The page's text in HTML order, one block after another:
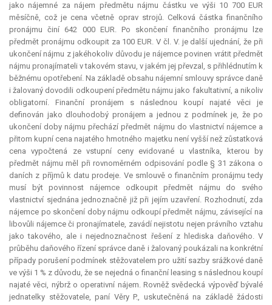
jako nájemné za nájem předmětu nájmu částku ve výši 10 700 EUR
měsíčně, což je cena včetně oprav strojů. Celková částka finančního
pronájmu činí 642 000 EUR. Po skončení finančního pronájmu lze
předmět pronájmu odkoupit za 100 EUR. V čl. V. je další ujednání, že při
ukončení nájmu z jakéhokoliv důvodu je nájemce povinen vrátit předmět
nájmu pronajímateli v takovém stavu, v jakém jej převzal, s přihlédnutím k
běžnému opotřebení. Na základě obsahu nájemní smlouvy správce daně
i žalovaný dovodili odkoupení předmětu nájmu jako fakultativní, a nikoliv
obligatorní. Finanční pronájem s následnou koupí najaté věci je
definován jako dlouhodobý pronájem a jednou z podmínek je, že po
ukončení doby nájmu přechází předmět nájmu do vlastnictví nájemce a
přitom kupní cena najatého hmotného majetku není vyšší než zůstatková
cena vypočtená ze vstupní ceny evidované u vlastníka, kterou by
předmět nájmu měl při rovnoměrném odpisování podle § 31 zákona o
daních z příjmů k datu prodeje. Ve smlouvě o finančním pronájmu tedy
musí být povinnost nájemce odkoupit předmět nájmu do svého
vlastnictví sjednána jednoznačně již při jejím uzavření. Rozhodnutí, zda
nájemce po skončení doby nájmu odkoupí předmět nájmu, závisející na
libovůli nájemce či pronajímatele, zavádí nejistotu nejen právního vztahu
jako takového, ale i nejednoznačnost řešení z hlediska daňového. V
průběhu daňového řízení správce daně i žalovaný poukázali na konkrétní
případy porušení podmínek stěžovatelem pro užití sazby srážkové daně
ve výši 1 % z důvodu, že se nejedná o finanční leasing s následnou koupí
najaté věci, nýbrž o operativní nájem. Rovněž svědecká výpověď bývalé
jednatelky stěžovatele, paní Věry P., uskutečněná na základě žádosti